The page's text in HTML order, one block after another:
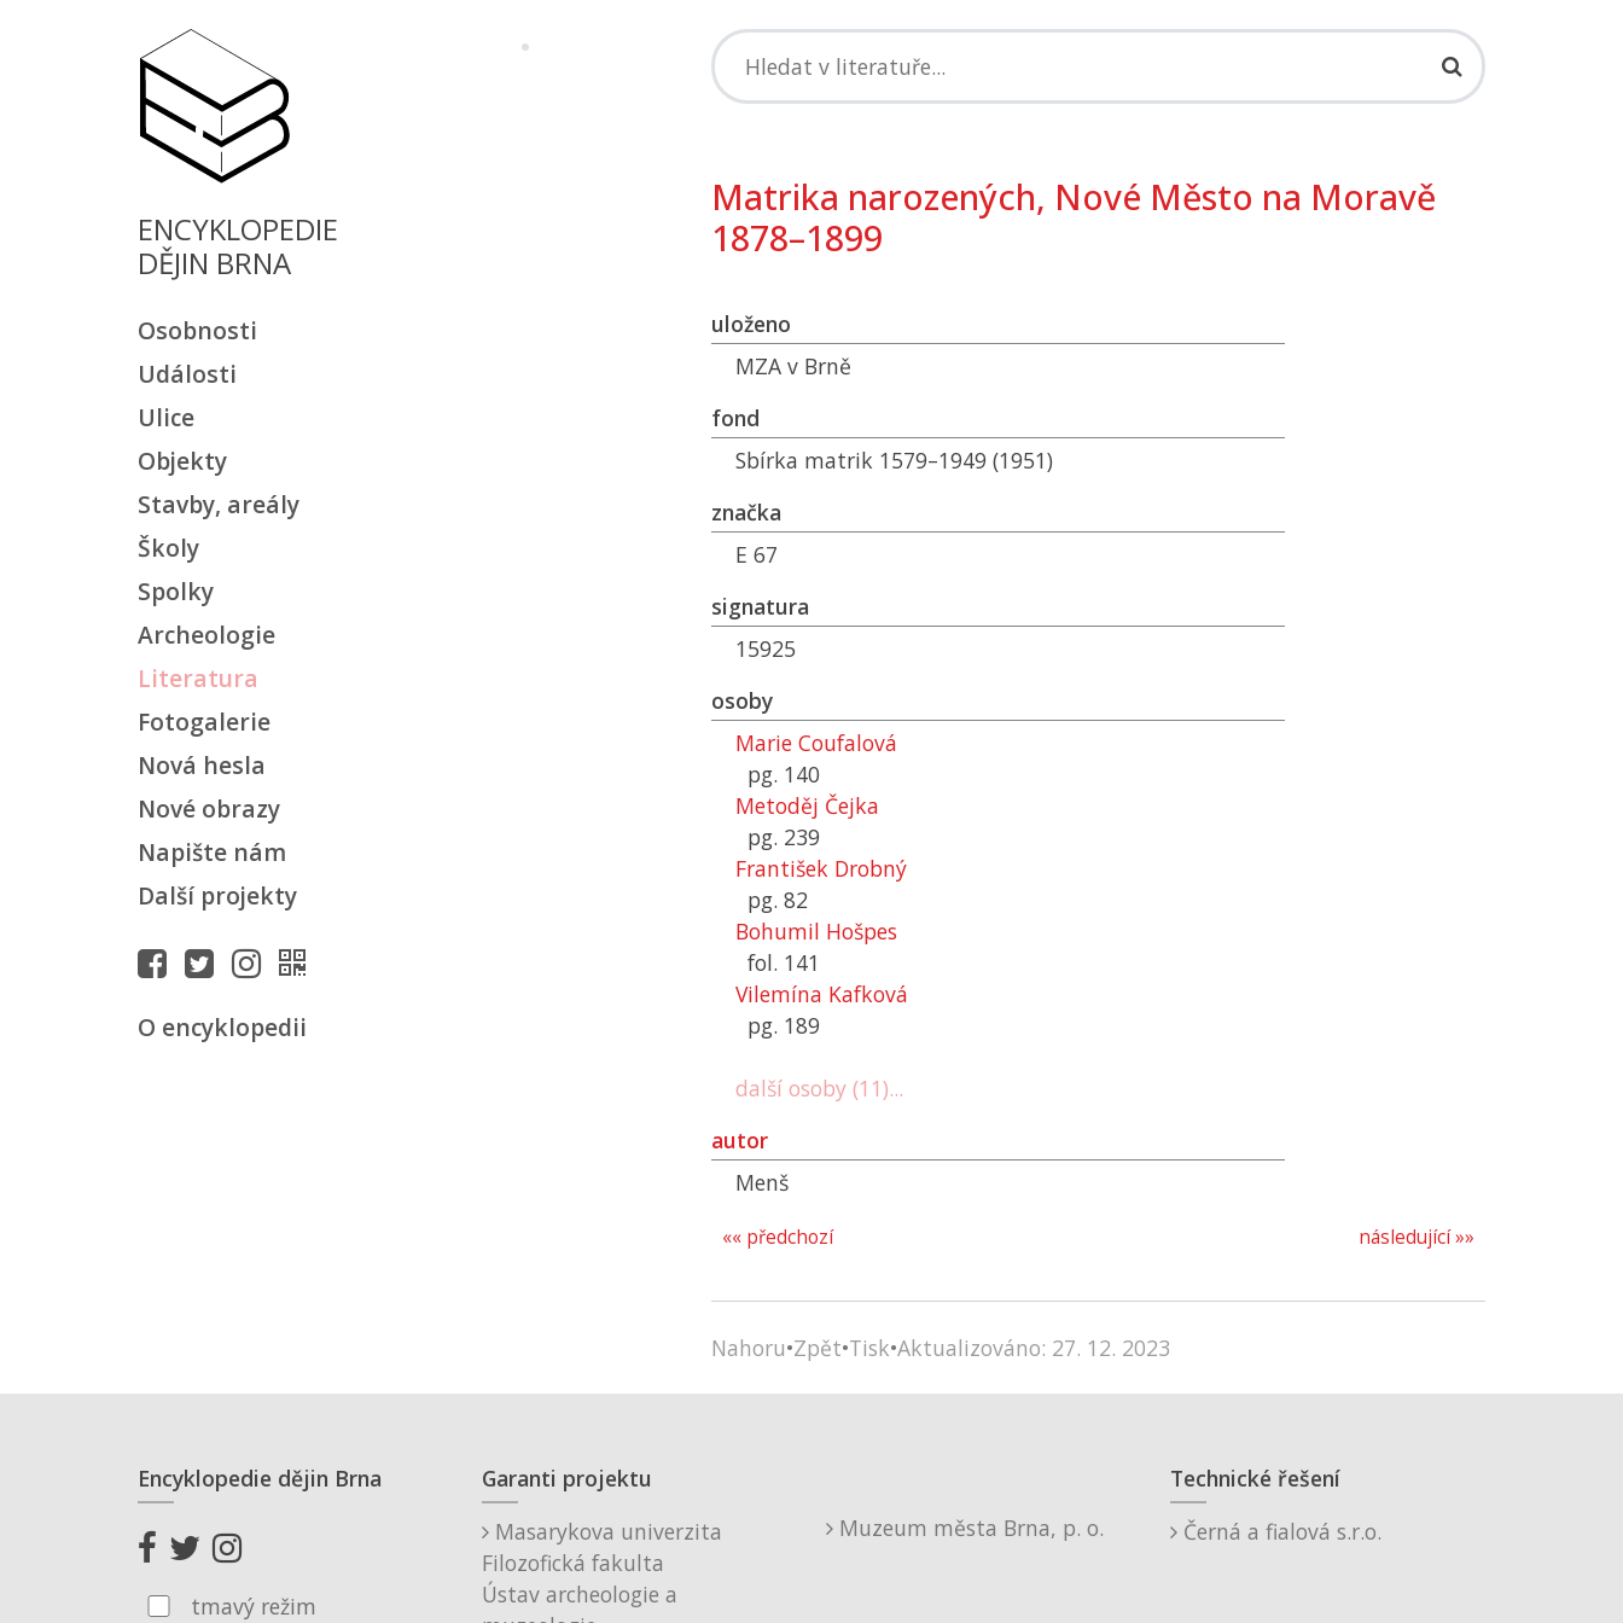
ENCYKLOPEDIE
DĚJIN BRNA
Osobnosti
Události
Ulice
Objekty
Stavby, areály
Školy
Spolky
Archeologie
Literatura
Fotogalerie
Nová hesla
Nové obrazy
Napište nám
Další projekty
O encyklopedii
Matrika narozených, Nové Město na Moravě
1878–1899
uloženo
MZA v Brně
fond
Sbírka matrik 1579–1949 (1951)
značka
E 67
signatura
15925
osoby
Marie Coufalová
pg. 140
Metoděj Čejka
pg. 239
František Drobný
pg. 82
Bohumil Hošpes
fol. 141
Vilemína Kafková
pg. 189
další osoby (11)...
autor
Menš
následující »»
«« předchozí
Nahoru•Zpět•Tisk•Aktualizováno: 27. 12. 2023
Encyklopedie dějin Brna
tmavý režim
Garanti projektu
Masarykova univerzita
Filozofická fakulta
Ústav archeologie a
Muzeum města Brna, p. o.
Technické řešení
Černá a fialová s.r.o.